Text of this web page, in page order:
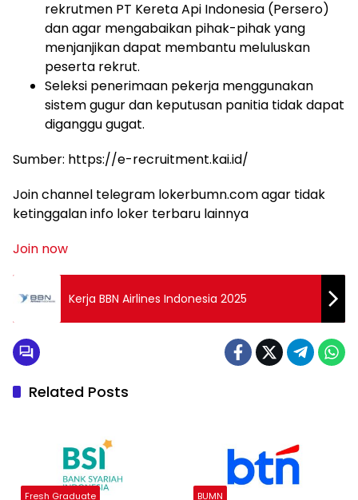
rekrutmen PT Kereta Api Indonesia (Persero)
dan agar mengabaikan pihak-pihak yang
menjanjikan dapat membantu meluluskan
peserta rekrut.
Seleksi penerimaan pekerja menggunakan
sistem gugur dan keputusan panitia tidak dapat
diganggu gugat.
Sumber: https://e-recruitment.kai.id/
Join channel telegram lokerbumn.com agar tidak
ketinggalan info loker terbaru lainnya
Join now
Kerja BBN Airlines Indonesia 2025
Related Posts
Fresh Graduate BUMN